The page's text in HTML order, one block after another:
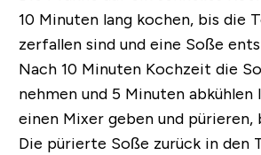
10 Minuten lang kochen, bis die
zerfallen sind und eine Soße
Nach 10 Minuten Kochzeit die
nehmen und 5 Minuten abkühlen
einen Mixer geben und pürieren,
Die pürierte Soße zurück in den